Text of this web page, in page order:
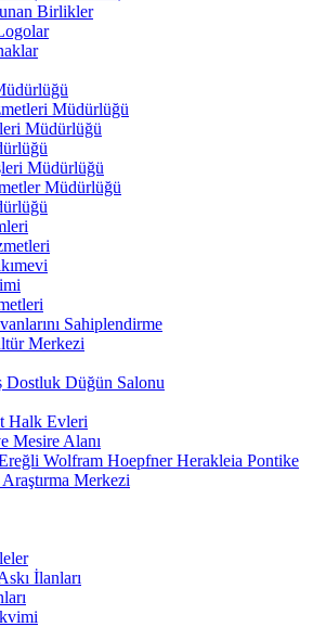
Birlikler
Müdürlüğü
Müdürlüğü
Müdürlüğü
Müdürlüğü
Sahiplendirme
Merkezi
Dostluk Düğün Salonu
Halk Evleri
Mesire Alanı
Wolfram Hoepfner Herakleia Pontike
Merkezi
İlanları